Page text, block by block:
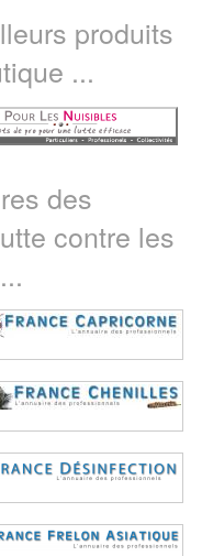
produits
...
des
contre les